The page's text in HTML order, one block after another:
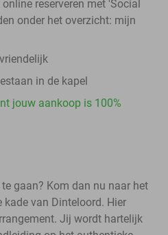
reserveren met 'Social
onder het overzicht: mijn
in de kapel
jouw aankoop is 100%
gaan? Kom dan nu naar het
kade van Dinteloord. Hier
Jij wordt hartelijk